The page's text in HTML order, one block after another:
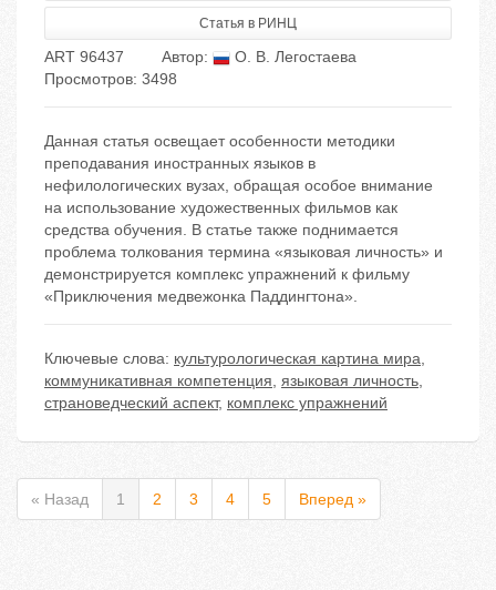
Статья в РИНЦ
ART 96437 Автор:
О. В. Легостаева
Просмотров: 3498
Данная статья освещает особенности методики
преподавания иностранных языков в
нефилологических вузах, обращая особое внимание
на использование художественных фильмов как
средства обучения. В статье также поднимается
проблема толкования термина «языковая личность» и
демонстрируется комплекс упражнений к фильму
«Приключения медвежонка Паддингтона».
Ключевые слова: культурологическая картина мира,
коммуникативная компетенция, языковая личность,
страноведческий аспект, комплекс упражнений
« Назад 1 2 3 4 5 Вперед »